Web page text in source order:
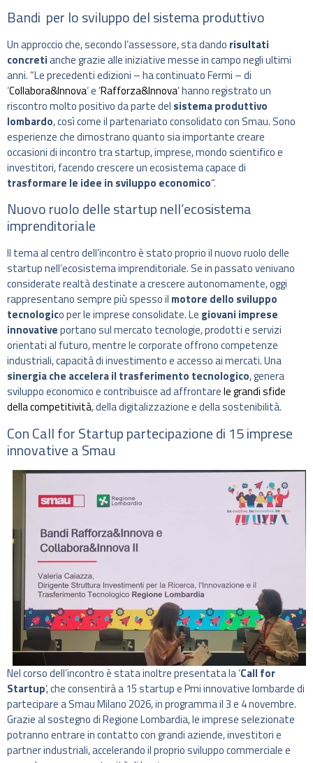
Bandi per lo sviluppo del sistema produttivo
Un approccio che, secondo l’assessore, sta dando risultati
concretianche grazie alle iniziative messe in campo negli ultimi
anni. “Le precedenti edizioni – ha continuato Fermi – di
‘Collabora&Innova‘ e ‘Rafforza&Innova‘ hanno registrato un
riscontro molto positivo da parte del sistema produttivo
lombardo, così come il partenariato consolidato con Smau. Sono
esperienze che dimostrano quanto sia importante creare
occasioni di incontro tra startup, imprese, mondo scientifico e
investitori, facendo crescere un ecosistema capace di
trasformare le idee in sviluppo economico“.
Nuovo ruolo delle startup nell’ecosistema
imprenditoriale
Il tema al centro dell’incontro è stato proprio il nuovo ruolo delle
startup nell’ecosistema imprenditoriale. Se in passato venivano
considerate realtà destinate a crescere autonomamente, oggi
rappresentano sempre più spesso il motore dello sviluppo
tecnologico per le imprese consolidate. Le giovani imprese
innovativeportano sul mercato tecnologie, prodotti e servizi
orientati al futuro, mentre le corporate offrono competenze
industriali, capacità di investimento e accesso ai mercati. Una
sinergia che accelera il trasferimento tecnologico, genera
sviluppo economico e contribuisce ad affrontarele grandi sfide
della competitività, della digitalizzazione e della sostenibilità.
Con Call for Startup partecipazione di 15 imprese
innovative a Smau
Nel corso dell’incontro è stata inoltre presentata la ‘Call for
Startup‘, che consentirà a 15 startup e Pmi innovative lombarde di
partecipare a Smau Milano 2026, in programma il 3 e 4 novembre.
Grazie al sostegno di Regione Lombardia, le imprese selezionate
potranno entrare in contatto con grandi aziende, investitori e
partner industriali, accelerando il proprio sviluppo commerciale e